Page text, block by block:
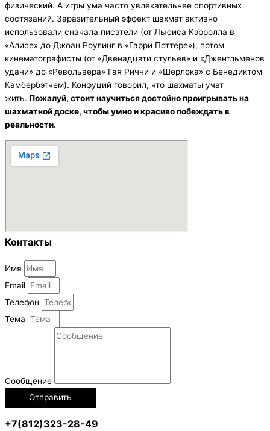
физический. А игры ума часто увлекательнее спортивных
состязаний. Заразительный эффект шахмат активно
использовали сначала писатели (от Льюиса Кэрролла в
«Алисе» до Джоан Роулинг в «Гарри Поттере»), потом
кинематографисты (от «Двенадцати стульев» и «Джентльменов
удачи» до «Револьвера» Гая Риччи и «Шерлока» с Бенедиктом
Камбербэтчем). Конфуций говорил, что шахматы учат
жить. Пожалуй, стоит научиться достойно проигрывать на
шахматной доске, чтобы умно и красиво побеждать в
реальности.
Контакты
Имя
Email
Телефон
Тема
Сообщение
Отправить
+7(812)323-28-49